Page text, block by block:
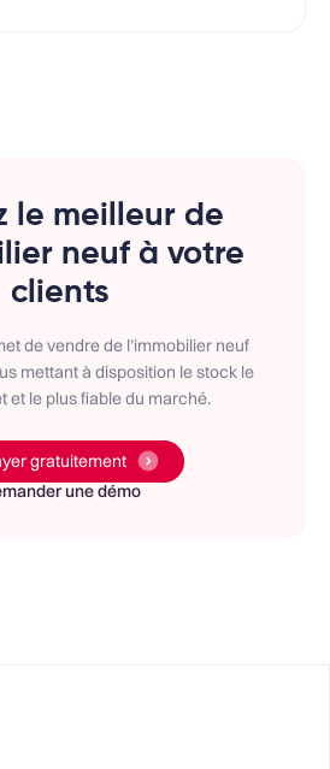
le meilleur de
neuf à votre
clients
de vendre de l’immobilier neuf
mettant à disposition le stock le
et le plus fiable du marché.
gratuitement
une démo